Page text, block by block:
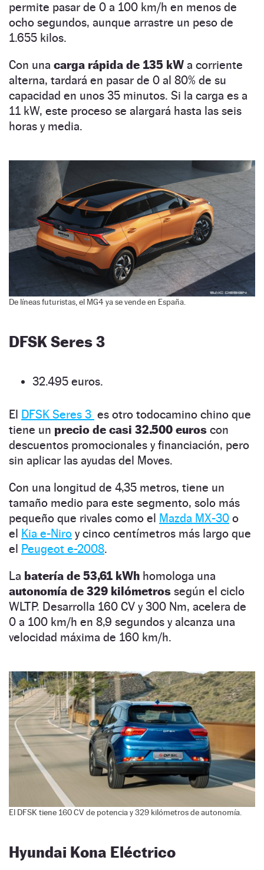
permite pasar de 0 a 100 km/h en menos de
ocho segundos, aunque arrastre un peso de
1.655 kilos.
Con una carga rápida de 135 kW a corriente
alterna, tardará en pasar de 0 al 80% de su
capacidad en unos 35 minutos. Si la carga es a
11 kW, este proceso se alargará hasta las seis
horas y media.
De líneas futuristas, el MG4 ya se vende en España.
DFSK Seres 3
32.495 euros.
El DFSK Seres 3 es otro todocamino chino que
tiene un precio de casi 32.500 euros con
descuentos promocionales y financiación, pero
sin aplicar las ayudas del Moves.
Con una longitud de 4,35 metros, tiene un
tamaño medio para este segmento, solo más
pequeño que rivales como el Mazda MX-30 o
el Kia e-Niro y cinco centímetros más largo que
el Peugeot e-2008.
La batería de 53,61 kWh homologa una
autonomía de 329 kilómetros según el ciclo
WLTP. Desarrolla 160 CV y 300 Nm, acelera de
0 a 100 km/h en 8,9 segundos y alcanza una
velocidad máxima de 160 km/h.
El DFSK tiene 160 CV de potencia y 329 kilómetros de autonomía.
Hyundai Kona Eléctrico